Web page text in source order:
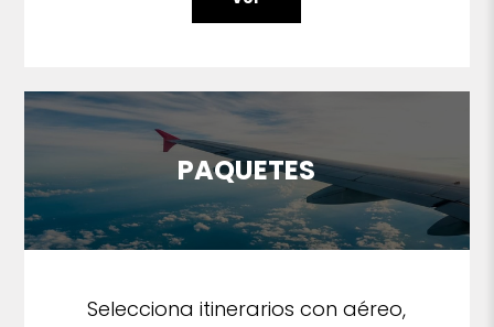
PAQUETES
Selecciona itinerarios con aéreo,